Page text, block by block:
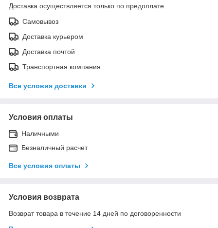
Доставка осуществляется только по предоплате.
Самовывоз
Доставка курьером
Доставка почтой
Транспортная компания
Все условия доставки
Условия оплаты
Наличными
Безналичный расчет
Все условия оплаты
Условия возврата
Возврат товара в течение 14 дней по договоренности